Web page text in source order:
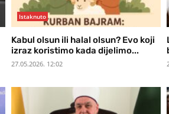
Istaknuto
Kabul olsun ili halal olsun? Evo koji
izraz koristimo kada dijelimo...
27.05.2026. 12:02